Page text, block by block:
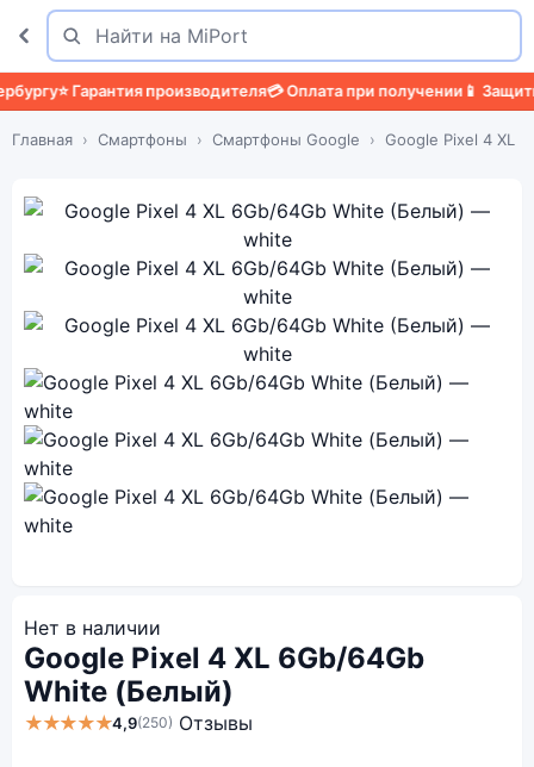
Поиск
Найти
⭐ Гарантия производителя💳 Оплата при получении📱 Защитный
Главная Смартфоны Смартфоны Google Google Pixel 4 XL
Нет в наличии
Google Pixel 4 XL 6Gb/64Gb
White (Белый)
★★★★★4,9(250) Отзывы